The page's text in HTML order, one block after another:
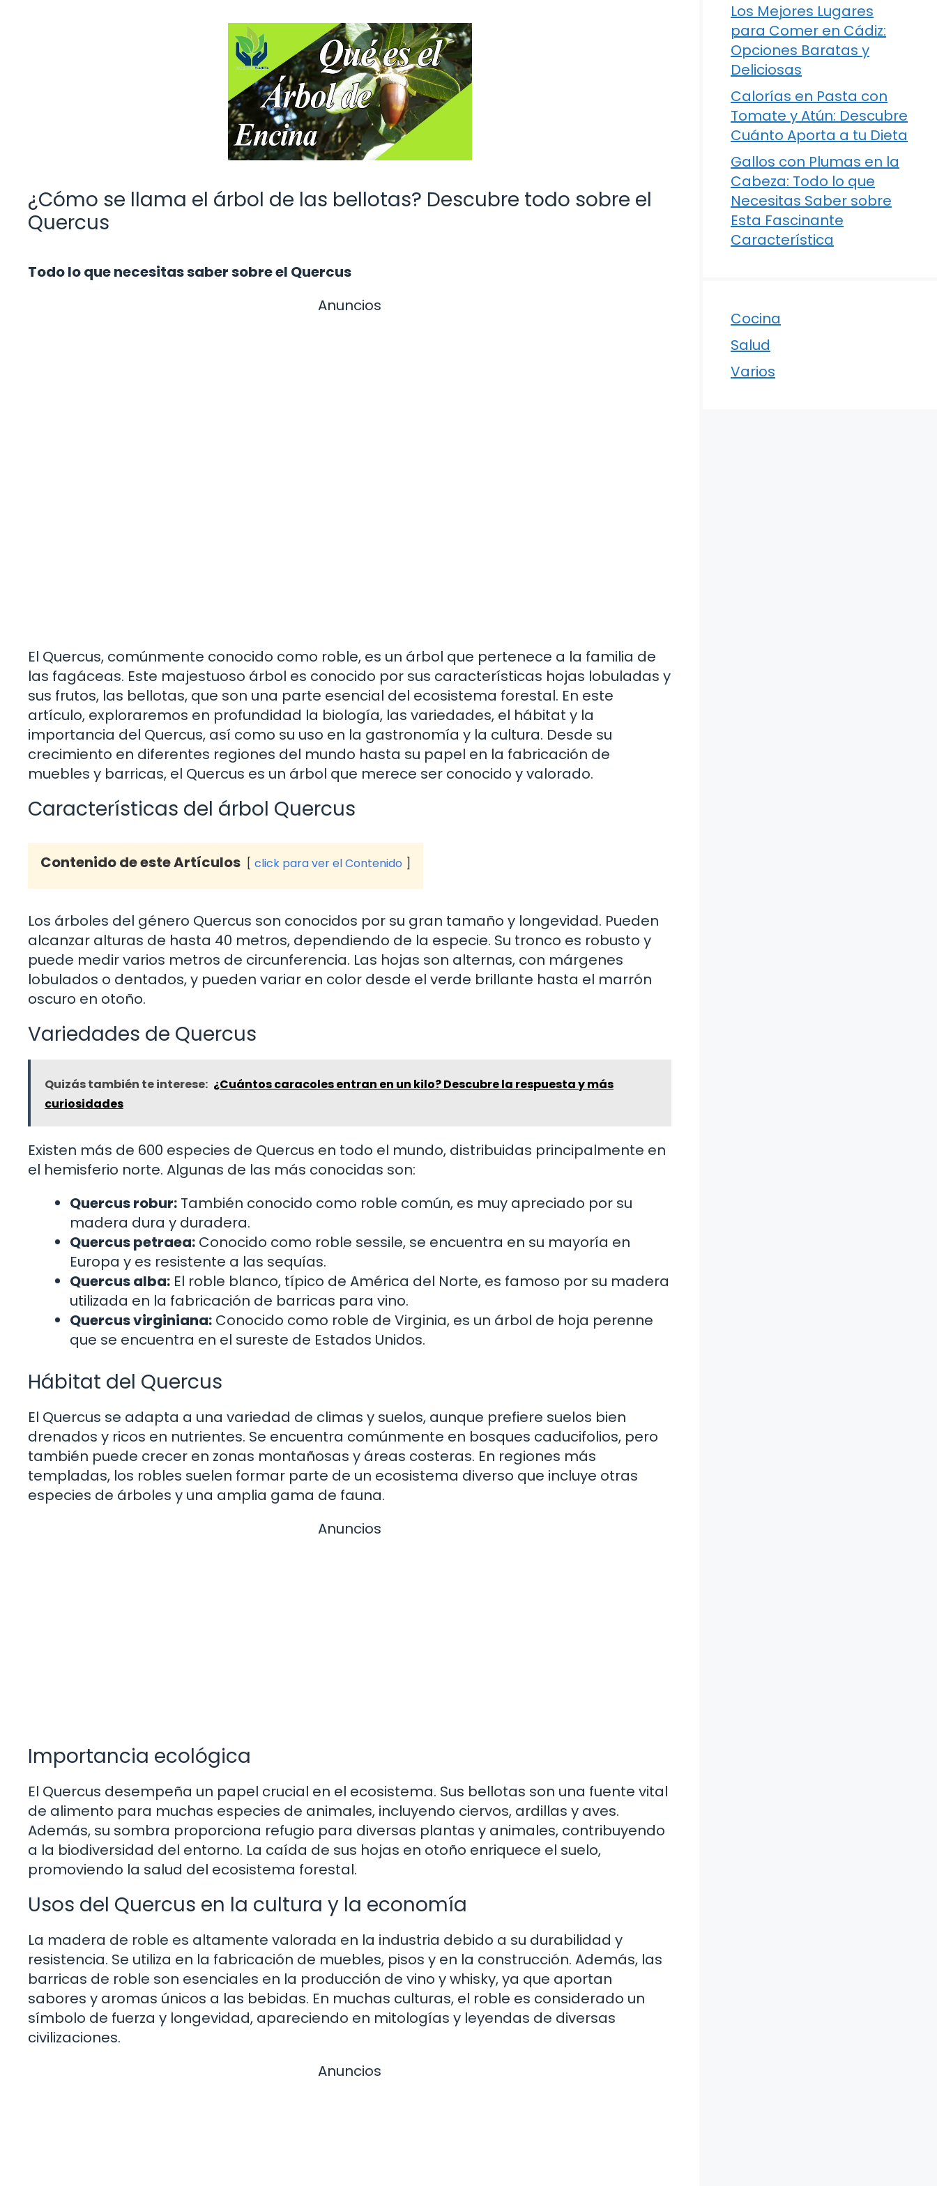
¿Cómo se llama el árbol de las bellotas? Descubre todo sobre el
Quercus
Todo lo que necesitas saber sobre el Quercus
Anuncios
El Quercus, comúnmente conocido como roble, es un árbol que pertenece a la familia de
las fagáceas. Este majestuoso árbol es conocido por sus características hojas lobuladas y
sus frutos, las bellotas, que son una parte esencial del ecosistema forestal. En este
artículo, exploraremos en profundidad la biología, las variedades, el hábitat y la
importancia del Quercus, así como su uso en la gastronomía y la cultura. Desde su
crecimiento en diferentes regiones del mundo hasta su papel en la fabricación de
muebles y barricas, el Quercus es un árbol que merece ser conocido y valorado.
Características del árbol Quercus
Contenido de este Artículos click para ver el Contenido
Los árboles del género Quercus son conocidos por su gran tamaño y longevidad. Pueden
alcanzar alturas de hasta 40 metros, dependiendo de la especie. Su tronco es robusto y
puede medir varios metros de circunferencia. Las hojas son alternas, con márgenes
lobulados o dentados, y pueden variar en color desde el verde brillante hasta el marrón
oscuro en otoño.
Variedades de Quercus
Quizás también te interese: ¿Cuántos caracoles entran en un kilo? Descubre la respuesta y más
curiosidades
Existen más de 600 especies de Quercus en todo el mundo, distribuidas principalmente en
el hemisferio norte. Algunas de las más conocidas son:
Quercus robur: También conocido como roble común, es muy apreciado por su
madera dura y duradera.
Quercus petraea: Conocido como roble sessile, se encuentra en su mayoría en
Europa y es resistente a las sequías.
Quercus alba: El roble blanco, típico de América del Norte, es famoso por su madera
utilizada en la fabricación de barricas para vino.
Quercus virginiana: Conocido como roble de Virginia, es un árbol de hoja perenne
que se encuentra en el sureste de Estados Unidos.
Hábitat del Quercus
El Quercus se adapta a una variedad de climas y suelos, aunque prefiere suelos bien
drenados y ricos en nutrientes. Se encuentra comúnmente en bosques caducifolios, pero
también puede crecer en zonas montañosas y áreas costeras. En regiones más
templadas, los robles suelen formar parte de un ecosistema diverso que incluye otras
especies de árboles y una amplia gama de fauna.
Anuncios
Importancia ecológica
El Quercus desempeña un papel crucial en el ecosistema. Sus bellotas son una fuente vital
de alimento para muchas especies de animales, incluyendo ciervos, ardillas y aves.
Además, su sombra proporciona refugio para diversas plantas y animales, contribuyendo
a la biodiversidad del entorno. La caída de sus hojas en otoño enriquece el suelo,
promoviendo la salud del ecosistema forestal.
Usos del Quercus en la cultura y la economía
La madera de roble es altamente valorada en la industria debido a su durabilidad y
resistencia. Se utiliza en la fabricación de muebles, pisos y en la construcción. Además, las
barricas de roble son esenciales en la producción de vino y whisky, ya que aportan
sabores y aromas únicos a las bebidas. En muchas culturas, el roble es considerado un
símbolo de fuerza y longevidad, apareciendo en mitologías y leyendas de diversas
civilizaciones.
Anuncios
Los Mejores Lugares
para Comer en Cádiz:
Opciones Baratas y
Deliciosas
Calorías en Pasta con
Tomate y Atún: Descubre
Cuánto Aporta a tu Dieta
Gallos con Plumas en la
Cabeza: Todo lo que
Necesitas Saber sobre
Esta Fascinante
Característica
Cocina
Salud
Varios